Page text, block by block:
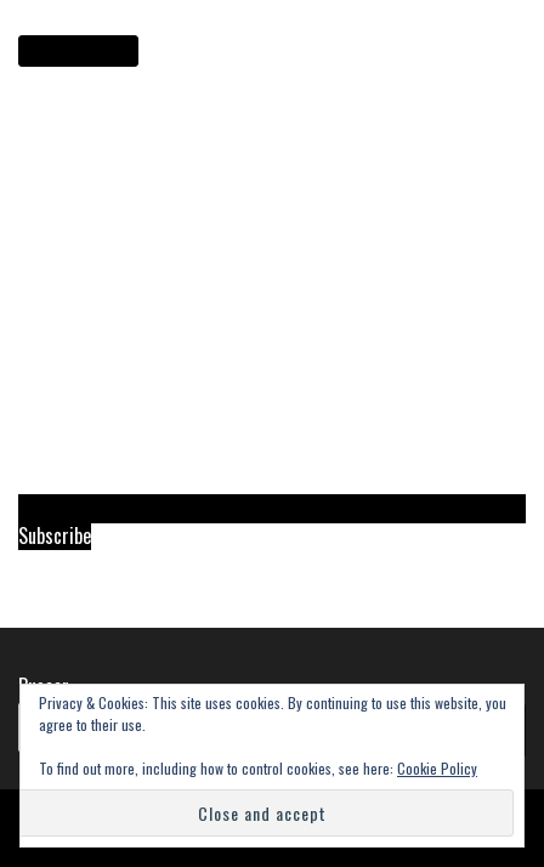
Subscribe
Buscar
WordPress
Privacy & Cookies: This site uses cookies. By continuing to use this website, you
agree to their use.
To find out more, including how to control cookies, see here: Cookie Policy